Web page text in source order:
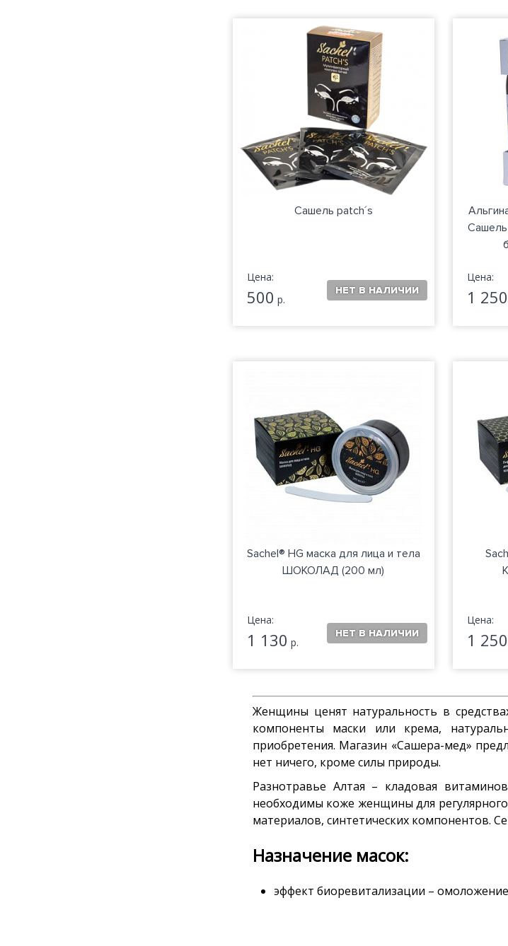
Сашель patch´s
Цена:
500 р.
Сашель
Цена:
1 250
Sachel® HG маска для лица и тела
ШОКОЛАД (200 мл)
Цена:
1 130 р.
Цена:
1 250
Женщины ценят натуральность в
компоненты маски или крема,
приобретения. Магазин «Сашера-мед»
нет ничего, кроме силы природы.
Разнотравье Алтая – кладовая
необходимы коже женщины для регулярного
материалов, синтетических компонентов.
Назначение масок:
эффект биоревитализации –